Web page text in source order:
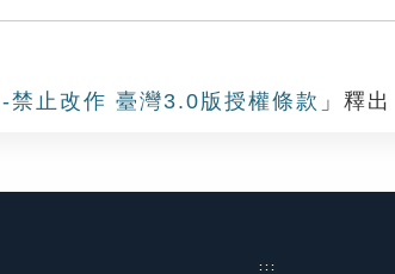
止改作 臺灣3.0版授權條款 」釋出
:::